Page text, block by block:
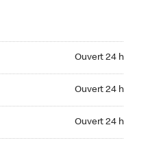
Ouvert 24 h
Ouvert 24 h
Ouvert 24 h